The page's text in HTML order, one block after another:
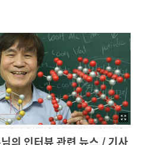
의 인터뷰 관련 뉴스 / 기사